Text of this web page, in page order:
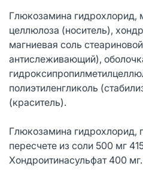
Глюкозамина гидрохлорид,
целлюлоза (носитель),
магниевая соль
антислеживающий),
полиэтиленгликоль
(краситель).
Глюкозамина гидрохлорид,
пересчете из соли 500 мг
Хондроитинасульфат 400 мг.